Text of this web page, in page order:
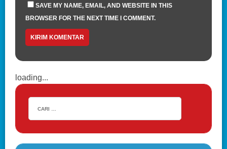
SAVE MY NAME, EMAIL, AND WEBSITE IN THIS
BROWSER FOR THE NEXT TIME I COMMENT.
loading...